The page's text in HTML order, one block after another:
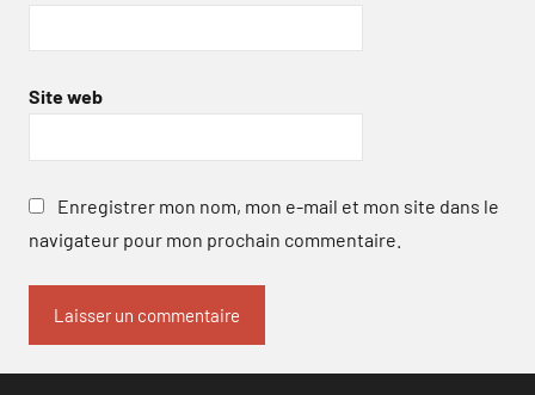
Site web
Enregistrer mon nom, mon e-mail et mon site dans le
navigateur pour mon prochain commentaire.